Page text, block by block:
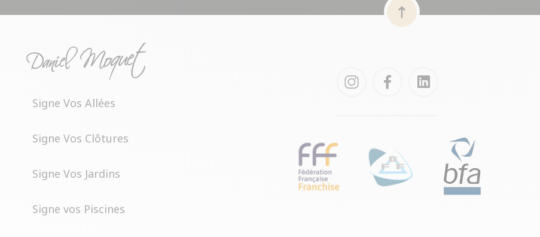
Signe Vos Allées
Signe Vos Clôtures
Signe Vos Jardins
Signe vos Piscines